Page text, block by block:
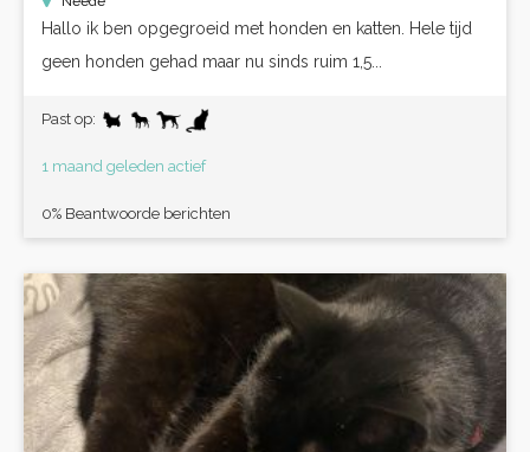
Hallo ik ben opgegroeid met honden en katten. Hele tijd
geen honden gehad maar nu sinds ruim 1,5...
Past op:
1 maand geleden actief
0% Beantwoorde berichten